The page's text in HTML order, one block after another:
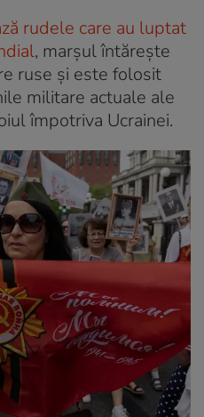
rudele care au luptat
, marșul întărește
ruse și este folosit
militare actuale ale
împotriva Ucrainei.